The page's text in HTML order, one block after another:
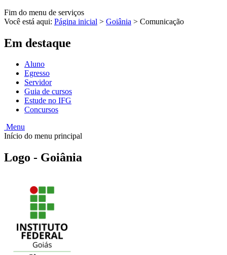
Fim do menu de serviços
Você está aqui: Página inicial > Goiânia > Comunicação
Em destaque
Aluno
Egresso
Servidor
Guia de cursos
Estude no IFG
Concursos
Menu
Início do menu principal
Logo - Goiânia